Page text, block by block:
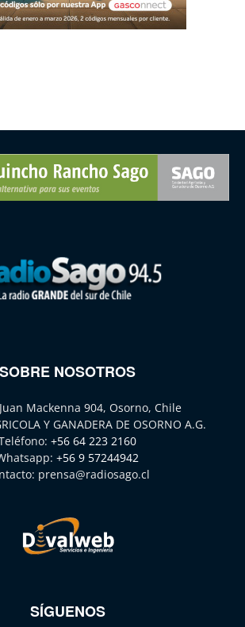
SOBRE NOSOTROS
Mackenna 904, Osorno, Chile
Y GANADERA DE OSORNO A.G.
+56 64 223 2160
+56 9 57244942
prensa@radiosago.cl
SÍGUENOS